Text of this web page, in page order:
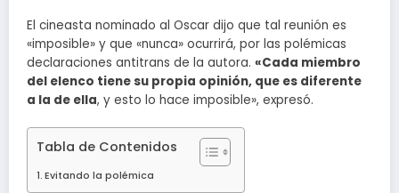
El cineasta nominado al Oscar dijo que tal reunión es
«imposible» y que «nunca» ocurrirá, por las polémicas
declaraciones antitrans de la autora. «Cada miembro
del elenco tiene su propia opinión, que es diferente
a la de ella, y esto lo hace imposible», expresó.
Tabla de Contenidos
Evitando la polémica